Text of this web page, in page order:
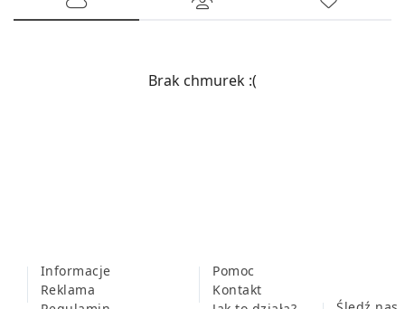
Brak chmurek :(
Informacje
Reklama
Pomoc
Kontakt